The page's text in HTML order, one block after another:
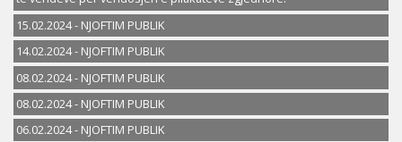
15.02.2024 - NJOFTIM PUBLIK
14.02.2024 - NJOFTIM PUBLIK
08.02.2024 - NJOFTIM PUBLIK
08.02.2024 - NJOFTIM PUBLIK
06.02.2024 - NJOFTIM PUBLIK